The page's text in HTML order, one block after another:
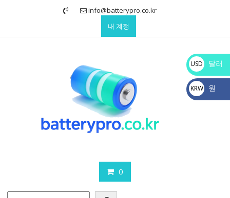
info@batterypro.co.kr
내 계정
0
USD
$
달러
KRW
₩
원